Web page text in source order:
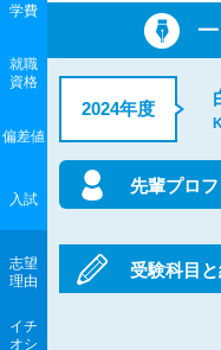
学費
就職
資格
偏差値
入試
志望
理由
イチ
オシ
2024年度
先輩プロ
受験科目